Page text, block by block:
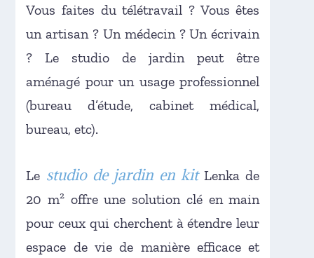
Vous faites du télétravail ? Vous êtes
un artisan ? Un médecin ? Un écrivain
? Le studio de jardin peut être
aménagé pour un usage professionnel
(bureau d’étude, cabinet médical,
bureau, etc).
Le studio de jardin en kitLenka de
20 m² offre une solution clé en main
pour ceux qui cherchent à étendre leur
espace de vie de manière efficace et